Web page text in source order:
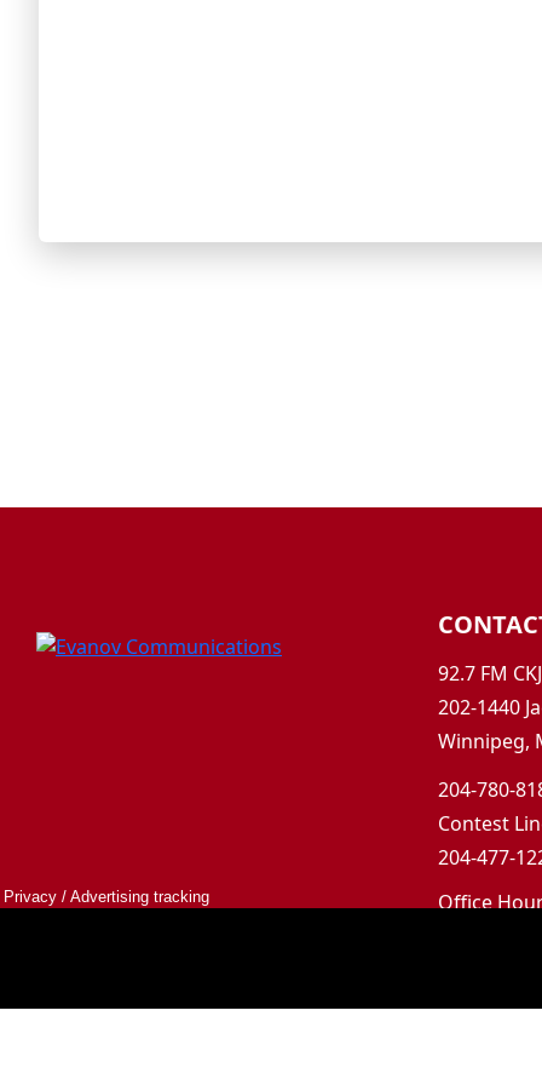
92.7 FM
202-1440
Winnipeg,
204-780-
Contest
204-477-
Office
Privacy / Advertising tracking